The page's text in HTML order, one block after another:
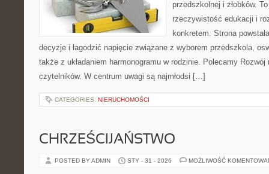
przedszkolnej i żłobków.
rzeczywistość edukacji i
konkretem. Strona
decyzje i łagodzić napięcie związane z wyborem przedszkola,
także z układaniem harmonogramu w rodzinie. Polecamy
czytelników. W centrum uwagi są najmłodsi […]
CATEGORIES: NIERUCHOMOŚCI
CHRZEŚCIJAŃSTWO
POSTED BY ADMIN STY - 31 - 2026 MOŻLIWOŚĆ